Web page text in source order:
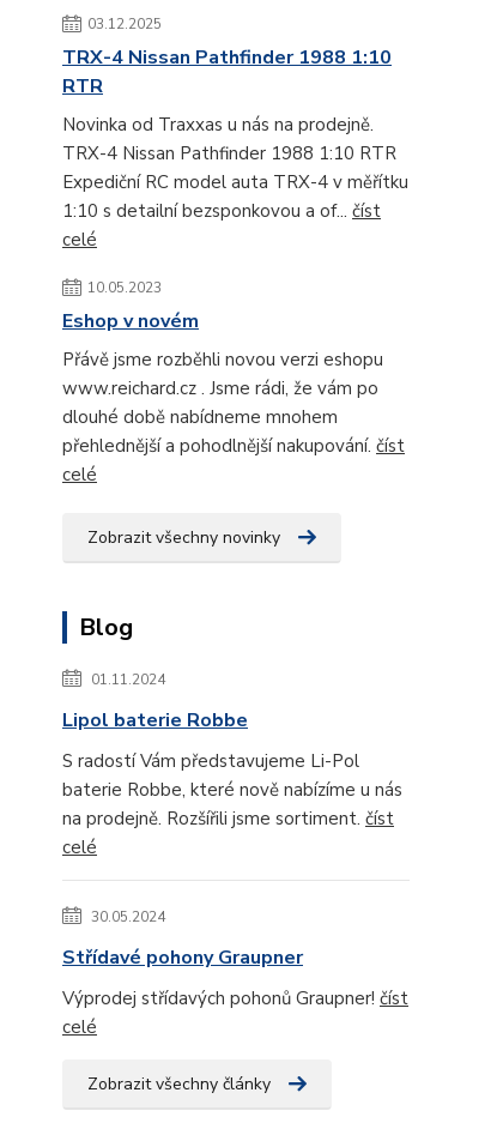
03.12.2025
TRX-4 Nissan Pathfinder 1988 1:10
RTR
Novinka od Traxxas u nás na prodejně.
TRX-4 Nissan Pathfinder 1988 1:10 RTR
Expediční RC model auta TRX-4 v měřítku
1:10 s detailní bezsponkovou a of... číst
celé
10.05.2023
Eshop v novém
Přávě jsme rozběhli novou verzi eshopu
www.reichard.cz . Jsme rádi, že vám po
dlouhé době nabídneme mnohem
přehlednější a pohodlnější nakupování. číst
celé
Zobrazit všechny novinky
Blog
01.11.2024
Lipol baterie Robbe
S radostí Vám představujeme Li-Pol
baterie Robbe, které nově nabízíme u nás
na prodejně. Rozšířili jsme sortiment. číst
celé
30.05.2024
Střídavé pohony Graupner
Výprodej střídavých pohonů Graupner! číst
celé
Zobrazit všechny články